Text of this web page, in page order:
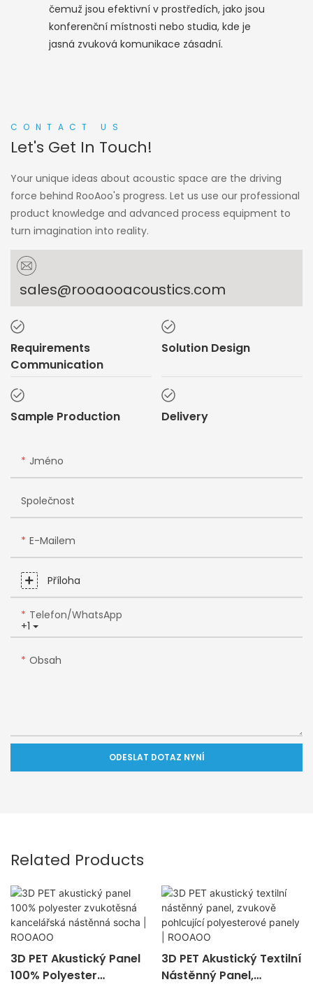
čemuž jsou efektivní v prostředích, jako jsou
konferenční místnosti nebo studia, kde je
jasná zvuková komunikace zásadní.
CONTACT US
Let's Get In Touch!
Your unique ideas about acoustic space are the driving
force behind RooAoo's progress. Let us use our professional
product knowledge and advanced process equipment to
turn imagination into reality.
sales@rooaooacoustics.com
Requirements
Communication
Solution Design
Sample Production Delivery
Jméno
Společnost
E-Mailem
Příloha
+1
Telefon/WhatsApp
Obsah
ODESLAT DOTAZ NYNÍ
Related Products
3D PET Akustický Panel
100% Polyester
3D PET Akustický Textilní
Nástěnný Panel,